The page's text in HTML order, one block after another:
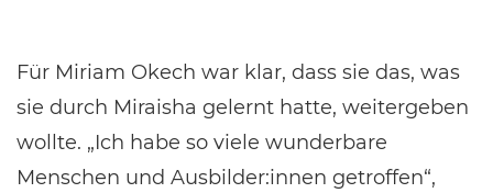
Für Miriam Okech war klar, dass sie das, was
sie durch Miraisha gelernt hatte, weitergeben
wollte. „Ich habe so viele wunderbare
Menschen und Ausbilder:innen getroffen“,